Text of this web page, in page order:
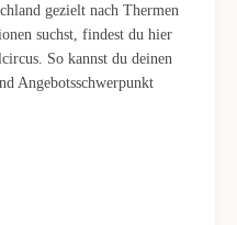
gezielt nach Thermen
suchst, findest du hier
So kannst du deinen
Angebotsschwerpunkt